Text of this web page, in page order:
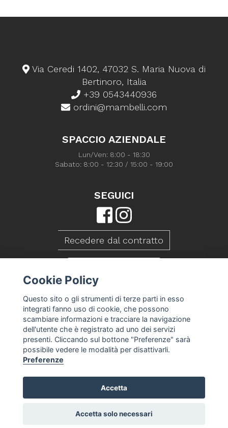
Via Ceredi 1402, 47032 S. Maria Nuova di
Bertinoro, Italia
+39 0543440936
ordini@mambelli.com
SPACCIO AZIENDALE
Lun/Ven: 8:00 - 18:30
Sabato: 8:00 - 12:30 / 15:00 - 19:00
SEGUICI
Recedere dal contratto
Caseificio Mambelli srl - P.Iva 01088260409
T&S Privacy Policy Cookie Policy
Preferenze
cookie-
Cookie Policy
Questo sito o gli strumenti di terze parti in esso
integrati fanno uso di cookie, che possono
scambiare informazioni e tracciare la navigazione
dell'utente che è registrato ad uno dei servizi
presenti. Cliccando sul bottone "Preferenze" sarà
possibile vedere le modalità per disattivarli.
Preferenze
Accetta
Accetta solo necessari